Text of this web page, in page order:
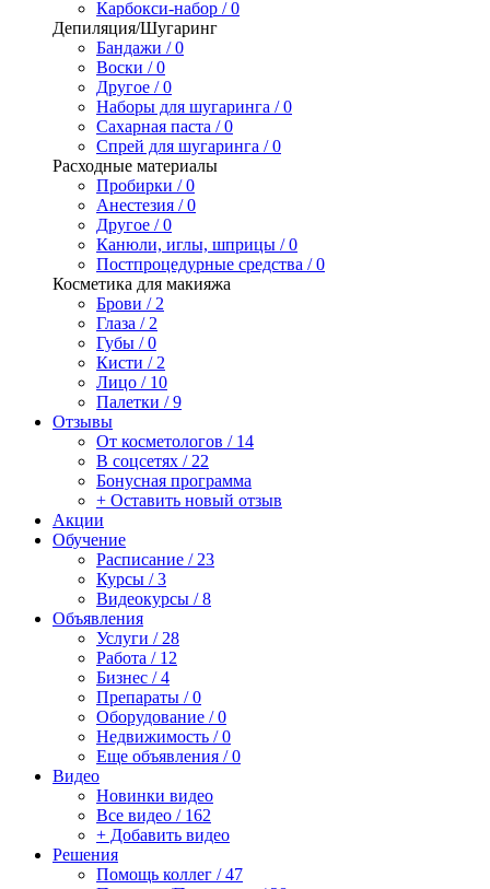
Карбокси-набор / 0
Депиляция/Шугаринг
Бандажи / 0
Воски / 0
Другое / 0
Наборы для шугаринга / 0
Сахарная паста / 0
Спрей для шугаринга / 0
Расходные материалы
Пробирки / 0
Анестезия / 0
Другое / 0
Канюли, иглы, шприцы / 0
Постпроцедурные средства / 0
Косметика для макияжа
Брови / 2
Глаза / 2
Губы / 0
Кисти / 2
Лицо / 10
Палетки / 9
Отзывы
От косметологов / 14
В соцсетях / 22
Бонусная программа
+ Оставить новый отзыв
Акции
Обучение
Расписание / 23
Курсы / 3
Видеокурсы / 8
Объявления
Услуги / 28
Работа / 12
Бизнес / 4
Препараты / 0
Оборудование / 0
Недвижимость / 0
Еще объявления / 0
Видео
Новинки видео
Все видео / 162
+ Добавить видео
Решения
Помощь коллег / 47